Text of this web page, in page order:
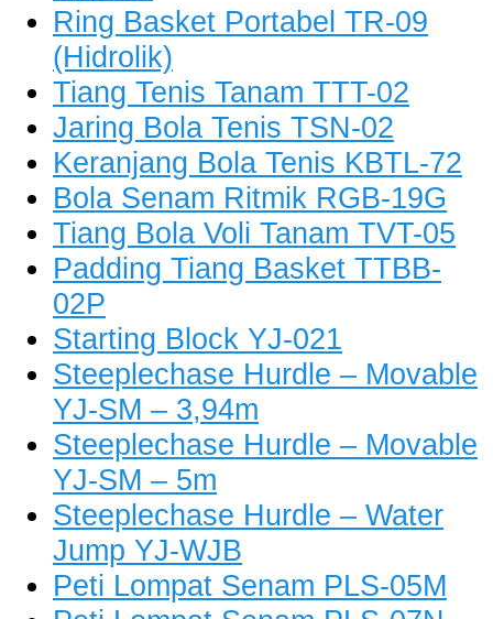
Ring Basket Portabel TR-09
(Hidrolik)
Tiang Tenis Tanam TTT-02
Jaring Bola Tenis TSN-02
Keranjang Bola Tenis KBTL-72
Bola Senam Ritmik RGB-19G
Tiang Bola Voli Tanam TVT-05
Padding Tiang Basket TTBB-
02P
Starting Block YJ-021
Steeplechase Hurdle – Movable
YJ-SM – 3,94m
Steeplechase Hurdle – Movable
YJ-SM – 5m
Steeplechase Hurdle – Water
Jump YJ-WJB
Peti Lompat Senam PLS-05M